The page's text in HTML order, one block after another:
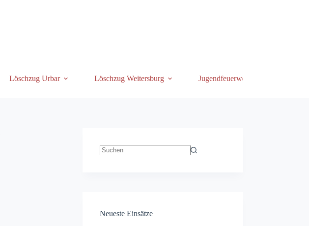
Löschzug Urbar Löschzug Weitersburg Jugendfeuerwehr
Neueste Einsätze